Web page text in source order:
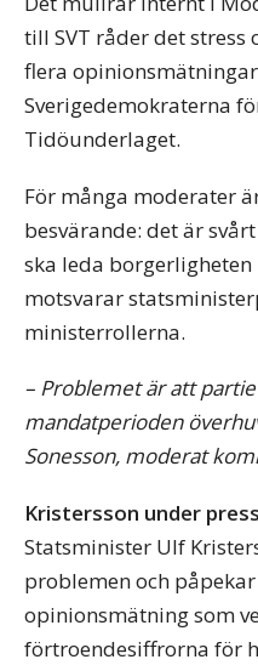
till SVT råder det
flera
Sverigedemokraterna
Tidöunderlaget.
För många moderater
besvärande: det är
ska leda
motsvarar
ministerrollerna.
– Problemet är att
mandatperioden
Sonesson, moderat
Kristersson under press
Statsminister Ulf
problemen och
opinionsmätning som
förtroendesiffrorna för